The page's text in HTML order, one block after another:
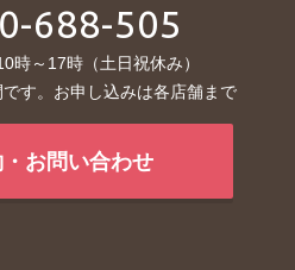
688-505
時～17時（土日祝休み）
す。お申し込みは各店舗まで
・お問い合わせ